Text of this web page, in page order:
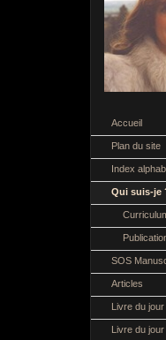
Accueil
Plan du site
Index
Qui suis-je
SOS
Articles
Livre du jour
Livre du jour